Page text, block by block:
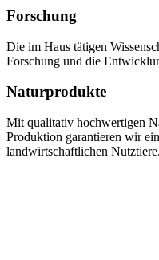
Forschung
Die im Haus tätigen
Forschung und die
Naturprodukte
Mit qualitativ hochwertigen
Produktion garantieren wir
landwirtschaftlichen Nutztiere.